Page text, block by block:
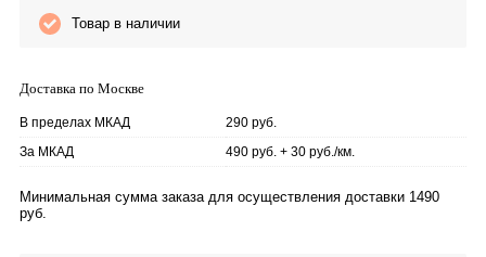
Товар в наличии
Доставка по Москве
В пределах МКАД
290 руб.
За МКАД
490 руб. + 30 руб./км.
Минимальная сумма заказа для осуществления доставки 1490
руб.